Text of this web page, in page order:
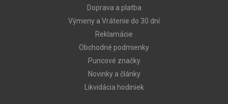
Doprava a platba
Výmeny a Vrátenie do 30 dní
Reklamácie
Obchodné podmienky
Puncové značky
Novinky a články
Likvidácia hodiniek